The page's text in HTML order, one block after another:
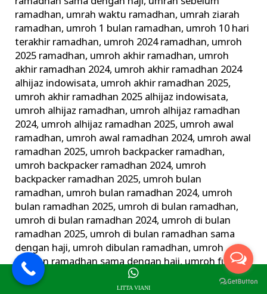
ramadhan, umrah waktu ramadhan, umrah ziarah
ramadhan, umroh 1 bulan ramadhan, umroh 10 hari
terakhir ramadhan, umroh 2024 ramadhan, umroh
2025 ramadhan, umroh akhir ramadhan, umroh
akhir ramadhan 2024, umroh akhir ramadhan 2024
alhijaz indowisata, umroh akhir ramadhan 2025,
umroh akhir ramadhan 2025 alhijaz indowisata,
umroh alhijaz ramadhan, umroh alhijaz ramadhan
2024, umroh alhijaz ramadhan 2025, umroh awal
ramadhan, umroh awal ramadhan 2024, umroh awal
ramadhan 2025, umroh backpacker ramadhan,
umroh backpacker ramadhan 2024, umroh
backpacker ramadhan 2025, umroh bulan
ramadhan, umroh bulan ramadhan 2024, umroh
bulan ramadhan 2025, umroh di bulan ramadhan,
umroh di bulan ramadhan 2024, umroh di bulan
ramadhan 2025, umroh di bulan ramadhan sama
dengan haji, umroh dibulan ramadhan, umroh
dibulan ramadhan sama dengan haji,umroh full
ramadhan
umroh full ramadhan 2024
umroh full
ramadhan 2024 al hijaz indowisata
LITTA VIANI